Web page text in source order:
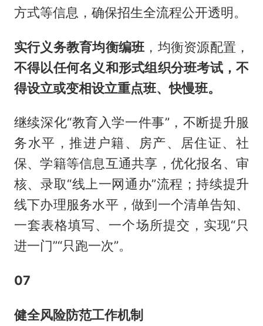
方式等信息，确保招生全流程公开透明。
实行义务教育均衡编班 ，均衡资源配置，
不得以任何名义和形式组织分班考试，不
得设立或变相设立重点班、快慢班。
继续深化“教育入学一件事”，不断提升服
务水平，推进户籍、房产、居住证、社
保、学籍等信息互通共享，优化报名、审
核、录取“线上一网通办”流程；持续提升
线下办理服务水平，做到一个清单告知、
一套表格填写、一个场所提交，实现“只
进一门”“只跑一次”。
07
健全风险防范工作机制